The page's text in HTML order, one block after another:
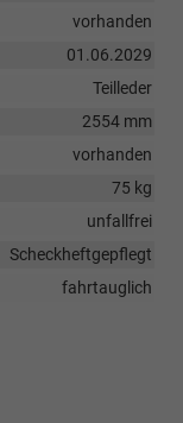
vorhanden
01.06.2029
Teilleder
2554 mm
vorhanden
75 kg
unfallfrei
Scheckheftgepflegt
fahrtauglich